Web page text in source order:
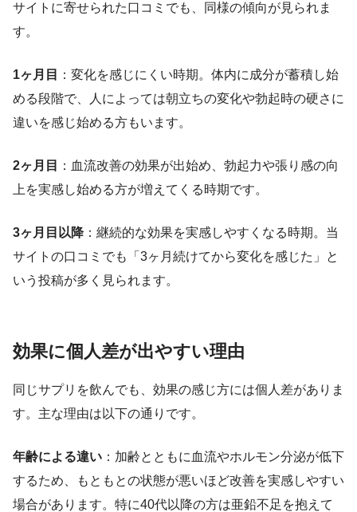
サイトに寄せられた口コミでも、同様の傾向が見られま
す。
1ヶ月目
：変化を感じにくい時期。体内に成分が蓄積し始
める段階で、人によっては朝立ちの変化や勃起時の硬さに
違いを感じ始める方もいます。
2ヶ月目
：血流改善の効果が出始め、勃起力や張り感の向
上を実感し始める方が増えてくる時期です。
3ヶ月目以降 ：継続的な効果を実感しやすくなる時期。当
サイトの口コミでも「3ヶ月続けてから変化を感じた」と
いう投稿が多く見られます。
効果に個人差が出やすい理由
同じサプリを飲んでも、効果の感じ方には個人差がありま
す。主な理由は以下の通りです。
年齢による違い ：加齢とともに血流やホルモン分泌が低下
するため、もともとの状態が悪いほど改善を実感しやすい
場合があります。特に40代以降の方は亜鉛不足を抱えて